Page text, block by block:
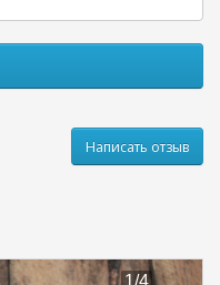
Написать отзыв